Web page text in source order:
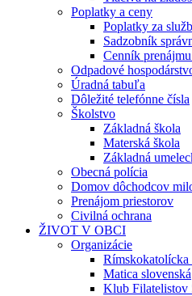
Poplatky a ceny
Poplatky za
Sadzobník
Cenník
Odpadové
Úradná tabuľa
Dôležité telefónne čísla
Školstvo
Základná škola
Materská škola
Základná
Obecná polícia
Domov dôchodcov
Prenájom priestorov
Civilná ochrana
ŽIVOT V OBCI
Organizácie
Matica slovenská
Klub Filatelistov